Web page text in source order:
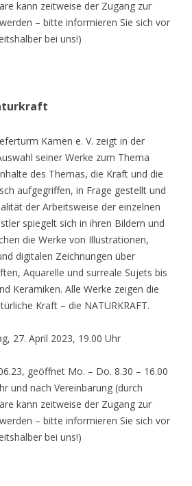
kann zeitweise der Zugang zur
– bitte informieren Sie sich vor
bei uns!)
Kamen e. V. zeigt in der
seiner Werke zum Thema
des Themas, die Kraft und die
aufgegriffen, in Frage gestellt und
der Arbeitsweise der einzelnen
spiegelt sich in ihren Bildern und
die Werke von Illustrationen,
digitalen Zeichnungen über
Aquarelle und surreale Sujets bis
Keramiken. Alle Werke zeigen die
Kraft – die NATURKRAFT.
27. April 2023, 19.00 Uhr
geöffnet Mo. – Do. 8.30 – 16.00
und nach Vereinbarung (durch
kann zeitweise der Zugang zur
– bitte informieren Sie sich vor
bei uns!)